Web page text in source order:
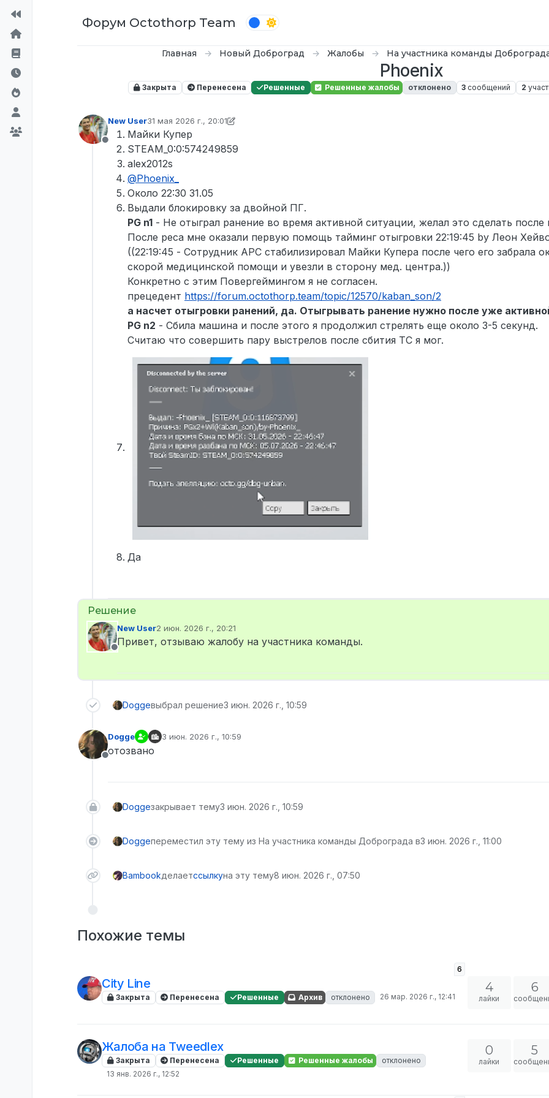
Форум Octothorp Team
Главная Новый Доброград Жалобы На участника команды
Phoenix
Закрыта Перенесена Решенные Решенные жалобы отклонено 3 сообщений 2
Не в сети
New User31 мая 2026 г., 20:01
отредактировано New User
Майки Купер
STEAM_0:0:574249859
alex2012s
@Phoenix_
Около 22:30 31.05
Выдали блокировку за двойной ПГ.
PG n1 - Не отыграл ранение во время активной ситуации, желал это сделать после
После реса мне оказали первую помощь тайминг отыгровки 22:19:45 by Леон
((22:19:45 - Сотрудник АРС стабилизировал Майки Купера после чего его забрала
скорой медицинской помощи и увезли в сторону мед. центра.))
Конкретно с этим Повергеймингом я не согласен.
прецедент https://forum.octothorp.team/topic/12570/kaban_son/2
а насчет отыгровки ранений, да. Отыгрывать ранение нужно после уже
PG n2 - Сбила машина и после этого я продолжил стрелять еще около 3-5 секунд.
Считаю что совершить пару выстрелов после сбития ТС я мог.
Да
Не в сети
New User2 июн. 2026 г., 20:21
отредактировано
Привет, отзываю жалобу на участника команды.
Doggeвыбрал решение3 июн. 2026 г., 10:59
Не в сети
Dogge 3 июн. 2026 г., 10:59
отредактировано
отозвано
Doggeзакрывает тему3 июн. 2026 г., 10:59
Doggeпереместил эту тему из На участника команды Доброграда в3 июн. 2026 г., 11:00
Bambookделаетссылкуна эту тему8 июн. 2026 г., 07:50
Похожие темы
City Line
Закрыта Перенесена Решенные Архив отклонено 26 мар. 2026 г., 12:41
6
4
лайки
6
Жалоба на Tweedlex
Закрыта Перенесена Решенные Решенные жалобы
отклонено
13 янв. 2026 г., 12:52
0
лайки
5